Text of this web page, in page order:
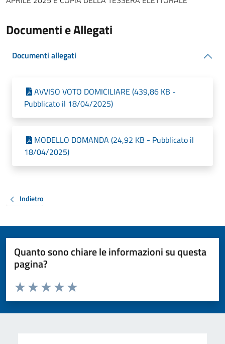
Documenti e Allegati
Documenti allegati
AVVISO VOTO DOMICILIARE (439,86 KB -
Pubblicato il 18/04/2025)
MODELLO DOMANDA (24,92 KB - Pubblicato il
18/04/2025)
Indietro
Quanto sono chiare le informazioni su questa
pagina?
Valuta da 1 a 5 stelle la pagina
Valuta 5 stelle su 5
Valuta 4 stelle su 5
Valuta 3 stelle su 5
Valuta 2 stelle su 5
Valuta 1 stelle su 5